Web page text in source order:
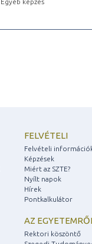
FELVÉTELI
Felvételi
Képzések
Miért az SZTE?
Nyílt napok
Hírek
Pontkalkulátor
AZ
Rektori köszöntő